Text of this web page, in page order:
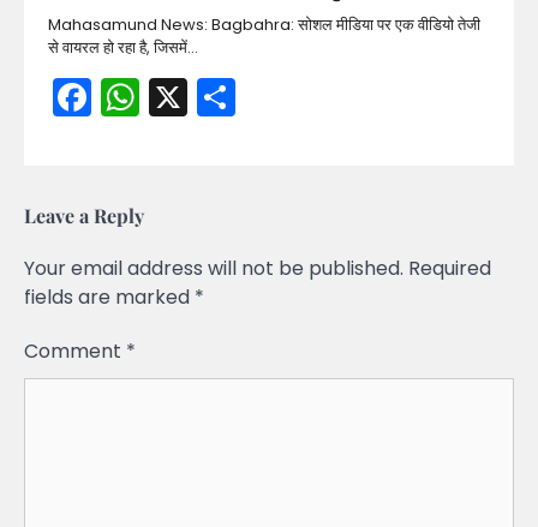
Mahasamund News: Bagbahra: सोशल मीडिया पर एक वीडियो तेजी
से वायरल हो रहा है, जिसमें…
Facebook
WhatsApp
X
Leave a Reply
Your email address will not be published. Required
fields are marked *
Comment *